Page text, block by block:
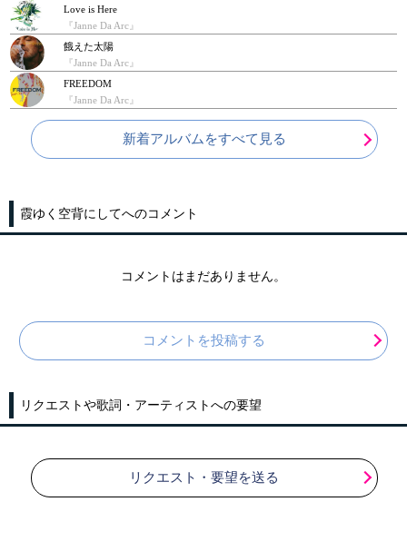
Love is Here
『Janne Da Arc』
餓えた太陽
『Janne Da Arc』
FREEDOM
『Janne Da Arc』
新着アルバムをすべて見る
霞ゆく空背にしてへのコメント
コメントはまだありません。
コメントを投稿する
リクエストや歌詞・アーティストへの要望
リクエスト・要望を送る